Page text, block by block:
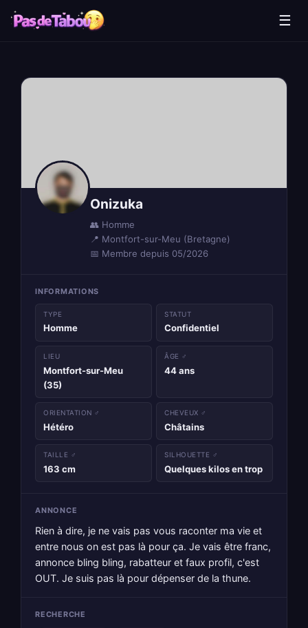
☰
Onizuka
👥 Homme
📍 Montfort-sur-Meu (Bretagne)
📅 Membre depuis 05/2026
INFORMATIONS
TYPE
Homme
STATUT
Confidentiel
LIEU
Montfort-sur-Meu
(35)
ÂGE ♂
44 ans
ORIENTATION ♂
Hétéro
CHEVEUX ♂
Châtains
TAILLE ♂
163 cm
SILHOUETTE ♂
Quelques kilos en trop
ANNONCE
Rien à dire, je ne vais pas vous raconter ma vie et
entre nous on est pas là pour ça. Je vais être franc,
annonce bling bling, rabatteur et faux profil, c'est
OUT. Je suis pas là pour dépenser de la thune.
RECHERCHE